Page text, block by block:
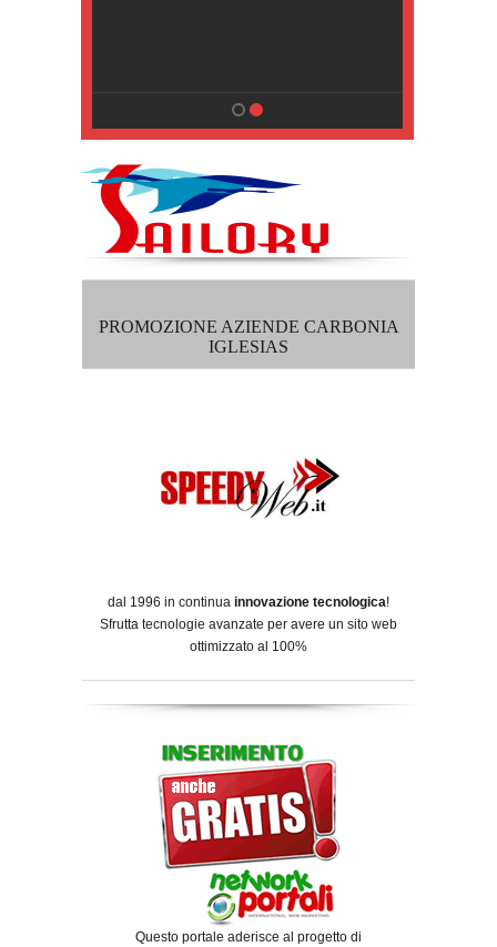
PROMOZIONE AZIENDE CARBONIA
IGLESIAS
dal 1996 in continua innovazione tecnologica!
Sfrutta tecnologie avanzate per avere un sito web
ottimizzato al 100%
Questo portale aderisce al progetto di